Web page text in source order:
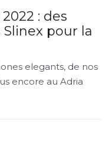
: des
pour la
elegants, de nos
encore au Adria